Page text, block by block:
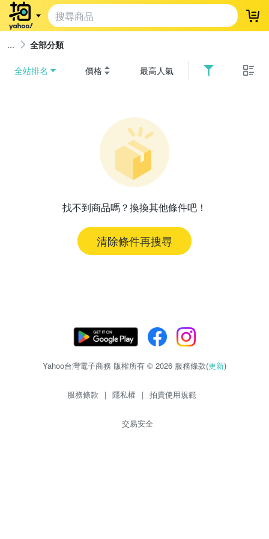
登
全部分類
全站排名 價格 最高人氣
找不到商品嗎？換換其他條件吧！
清除條件再搜尋
Yahoo台灣電子商務 版權所有 © 2026 服務條款(更新)
服務條款 | 隱私權 | 拍賣使用規範
交易安全